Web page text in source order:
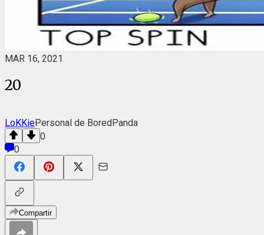
MAR 16, 2021
20
LoKKiePersonal de BoredPanda
0
0
Compartir